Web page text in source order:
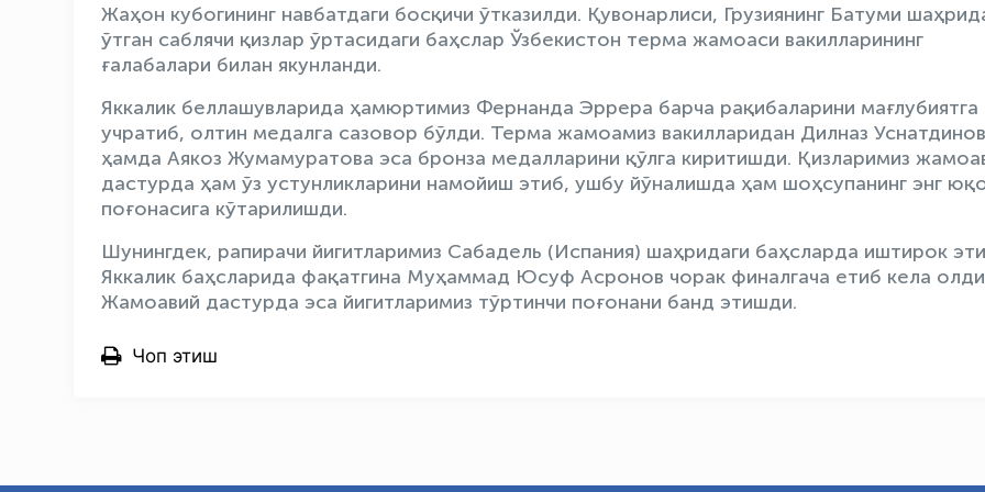
Жаҳон кубогининг навбатдаги босқичи ўтказилди. Қувонарлиси, Грузиянинг Батуми
ўтган саблячи қизлар ўртасидаги баҳслар Ўзбекистон терма жамоаси вакилларининг
ғалабалари билан якунланди.
Яккалик беллашувларида ҳамюртимиз Фернанда Эррера барча рақибаларини мағлубиятга
учратиб, олтин медалга сазовор бўлди. Терма жамоамиз вакилларидан Дилназ
ҳамда Аякоз Жумамуратова эса бронза медалларини қўлга киритишди. Қизларимиз
дастурда ҳам ўз устунликларини намойиш этиб, ушбу йўналишда ҳам шоҳсупанинг энг
поғонасига кўтарилишди.
Шунингдек, рапирачи йигитларимиз Сабадель (Испания) шаҳридаги баҳсларда иштирок
Яккалик баҳсларида фақатгина Муҳаммад Юсуф Асронов чорак финалгача етиб кела
Жамоавий дастурда эса йигитларимиз тўртинчи поғонани банд этишди.
Чоп этиш